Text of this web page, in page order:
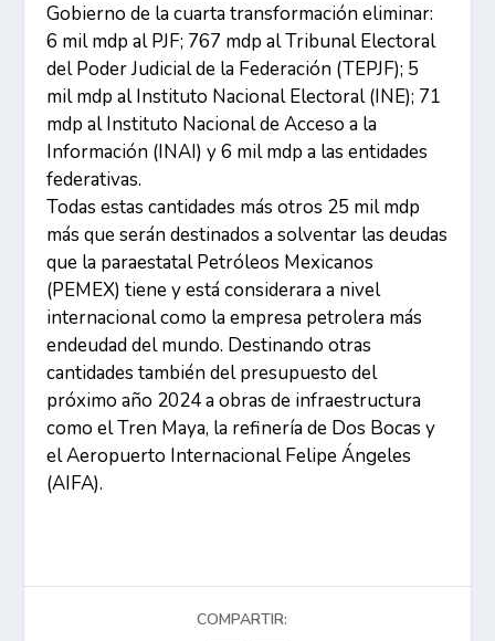
Gobierno de la cuarta transformación eliminar:
6 mil mdp al PJF; 767 mdp al Tribunal Electoral
del Poder Judicial de la Federación (TEPJF); 5
mil mdp al Instituto Nacional Electoral (INE); 71
mdp al Instituto Nacional de Acceso a la
Información (INAI) y 6 mil mdp a las entidades
federativas.
Todas estas cantidades más otros 25 mil mdp
más que serán destinados a solventar las deudas
que la paraestatal Petróleos Mexicanos
(PEMEX) tiene y está considerara a nivel
internacional como la empresa petrolera más
endeudad del mundo. Destinando otras
cantidades también del presupuesto del
próximo año 2024 a obras de infraestructura
como el Tren Maya, la refinería de Dos Bocas y
el Aeropuerto Internacional Felipe Ángeles
(AIFA).
COMPARTIR: